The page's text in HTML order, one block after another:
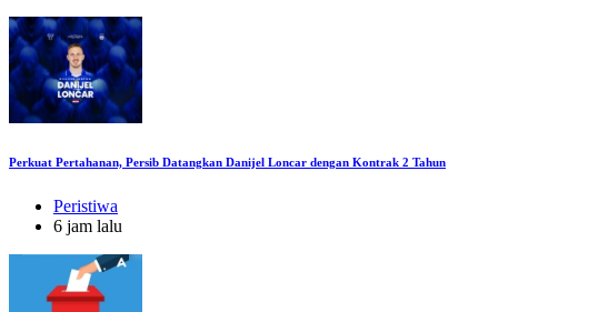
Perkuat Pertahanan, Persib Datangkan Danijel Loncar dengan Kontrak 2 Tahun
Peristiwa
6 jam lalu